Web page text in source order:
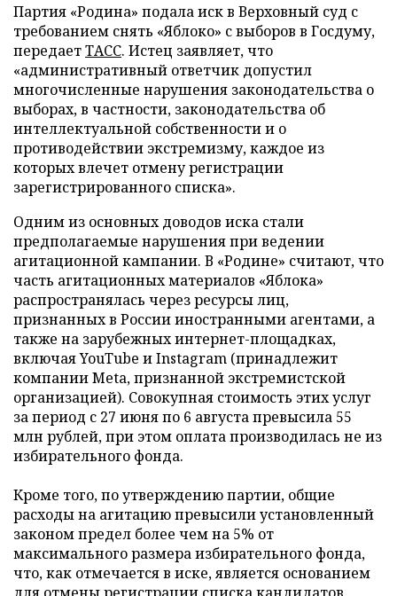
Партия «Родина» подала иск в Верховный суд с
требованием снять «Яблоко» с выборов в Госдуму,
передаетТАСС. Истец заявляет, что
«административный ответчик допустил
многочисленные нарушения законодательства о
выборах, в частности, законодательства об
интеллектуальной собственности и о
противодействии экстремизму, каждое из
которых влечет отмену регистрации
зарегистрированного списка».
Одним из основных доводов иска стали
предполагаемые нарушения при ведении
агитационной кампании. В «Родине» считают, что
часть агитационных материалов «Яблока»
распространялась через ресурсы лиц,
признанных в России иностранными агентами, а
также на зарубежных интернет-площадках,
включая YouTube и Instagram (принадлежит
компании Meta, признанной экстремистской
организацией). Совокупная стоимость этих услуг
за период с 27 июня по 6 августа превысила 55
млн рублей, при этом оплата производилась не из
избирательного фонда.
Кроме того, по утверждению партии, общие
расходы на агитацию превысили установленный
законом предел более чем на 5% от
максимального размера избирательного фонда,
что, как отмечается в иске, является основанием